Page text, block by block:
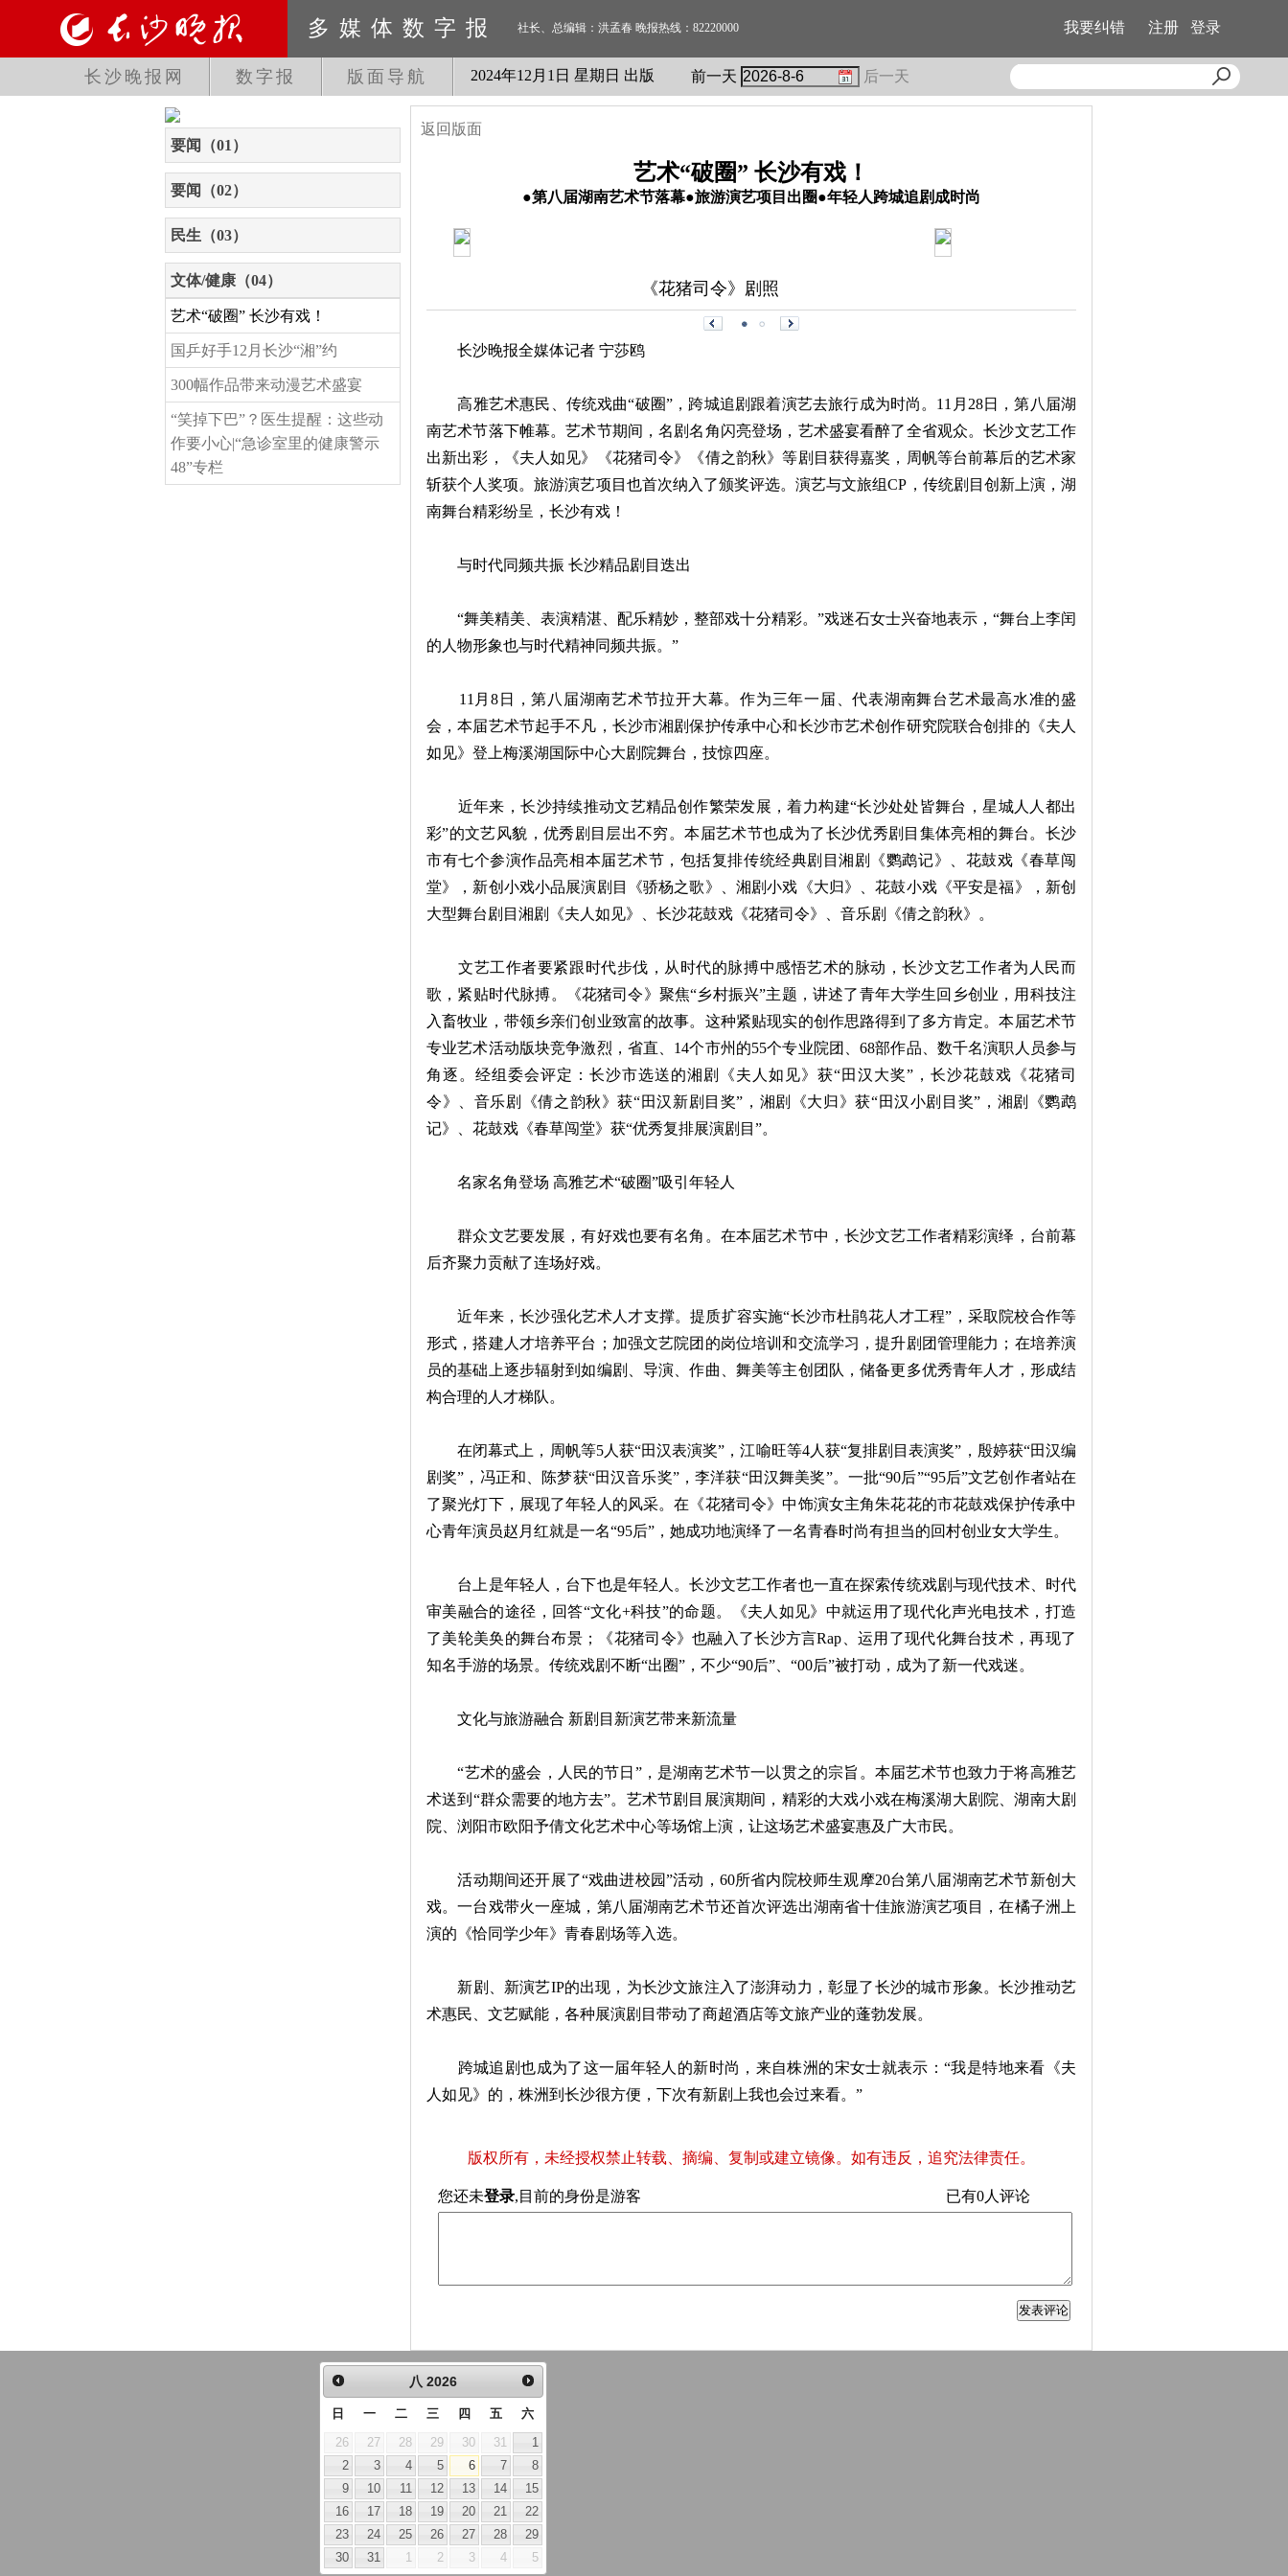
多媒体数字报 社长、总编辑：洪孟春 晚报热线：82220000 我要纠错 注册 登录
长沙晚报网 数字报 版面导航 2024年12 月 1 日 星期 日 出版 前一天 后一天
要闻（01）
要闻（02）
民生（03）
文体/健康（04）
艺术“破圈” 长沙有戏！
国乒好手12月长沙“湘”约
300幅作品带来动漫艺术盛宴
“笑掉下巴”？医生提醒：这些动
作要小心|“急诊室里的健康警示
48”专栏
返回版面
艺术“破圈” 长沙有戏！
●第八届湖南艺术节落幕●旅游演艺项目出圈●年轻人跨城追剧成时尚
《花猪司令》剧照
长沙晚报全媒体记者 宁莎鸥
高雅艺术惠民、传统戏曲“破圈”，跨城追剧跟着演艺去旅行成为时尚。11月28日，第八届湖
南艺术节落下帷幕。艺术节期间，名剧名角闪亮登场，艺术盛宴看醉了全省观众。长沙文艺工作
出新出彩，《夫人如见》《花猪司令》《倩之韵秋》等剧目获得嘉奖，周帆等台前幕后的艺术家
斩获个人奖项。旅游演艺项目也首次纳入了颁奖评选。演艺与文旅组CP，传统剧目创新上演，湖
南舞台精彩纷呈，长沙有戏！
与时代同频共振 长沙精品剧目迭出
“舞美精美、表演精湛、配乐精妙，整部戏十分精彩。”戏迷石女士兴奋地表示，“舞台上李闰
的人物形象也与时代精神同频共振。”
11月8日，第八届湖南艺术节拉开大幕。作为三年一届、代表湖南舞台艺术最高水准的盛
会，本届艺术节起手不凡，长沙市湘剧保护传承中心和长沙市艺术创作研究院联合创排的《夫人
如见》登上梅溪湖国际中心大剧院舞台，技惊四座。
近年来，长沙持续推动文艺精品创作繁荣发展，着力构建“长沙处处皆舞台，星城人人都出
彩”的文艺风貌，优秀剧目层出不穷。本届艺术节也成为了长沙优秀剧目集体亮相的舞台。长沙
市有七个参演作品亮相本届艺术节，包括复排传统经典剧目湘剧《鹦鹉记》、花鼓戏《春草闯
堂》，新创小戏小品展演剧目《骄杨之歌》、湘剧小戏《大归》、花鼓小戏《平安是福》，新创
大型舞台剧目湘剧《夫人如见》、长沙花鼓戏《花猪司令》、音乐剧《倩之韵秋》。
文艺工作者要紧跟时代步伐，从时代的脉搏中感悟艺术的脉动，长沙文艺工作者为人民而
歌，紧贴时代脉搏。《花猪司令》聚焦“乡村振兴”主题，讲述了青年大学生回乡创业，用科技注
入畜牧业，带领乡亲们创业致富的故事。这种紧贴现实的创作思路得到了多方肯定。本届艺术节
专业艺术活动版块竞争激烈，省直、14个市州的55个专业院团、68部作品、数千名演职人员参与
角逐。经组委会评定：长沙市选送的湘剧《夫人如见》获“田汉大奖”，长沙花鼓戏《花猪司
令》、音乐剧《倩之韵秋》获“田汉新剧目奖”，湘剧《大归》获“田汉小剧目奖”，湘剧《鹦鹉
记》、花鼓戏《春草闯堂》获“优秀复排展演剧目”。
名家名角登场 高雅艺术“破圈”吸引年轻人
群众文艺要发展，有好戏也要有名角。在本届艺术节中，长沙文艺工作者精彩演绎，台前幕
后齐聚力贡献了连场好戏。
近年来，长沙强化艺术人才支撑。提质扩容实施“长沙市杜鹃花人才工程”，采取院校合作等
形式，搭建人才培养平台；加强文艺院团的岗位培训和交流学习，提升剧团管理能力；在培养演
员的基础上逐步辐射到如编剧、导演、作曲、舞美等主创团队，储备更多优秀青年人才，形成结
构合理的人才梯队。
在闭幕式上，周帆等5人获“田汉表演奖”，江喻旺等4人获“复排剧目表演奖”，殷婷获“田汉编
剧奖”，冯正和、陈梦获“田汉音乐奖”，李洋获“田汉舞美奖”。一批“90后”“95后”文艺创作者站在
了聚光灯下，展现了年轻人的风采。在《花猪司令》中饰演女主角朱花花的市花鼓戏保护传承中
心青年演员赵月红就是一名“95后”，她成功地演绎了一名青春时尚有担当的回村创业女大学生。
台上是年轻人，台下也是年轻人。长沙文艺工作者也一直在探索传统戏剧与现代技术、时代
审美融合的途径，回答“文化+科技”的命题。《夫人如见》中就运用了现代化声光电技术，打造
了美轮美奂的舞台布景；《花猪司令》也融入了长沙方言Rap、运用了现代化舞台技术，再现了
知名手游的场景。传统戏剧不断“出圈”，不少“90后”、“00后”被打动，成为了新一代戏迷。
文化与旅游融合 新剧目新演艺带来新流量
“艺术的盛会，人民的节日”，是湖南艺术节一以贯之的宗旨。本届艺术节也致力于将高雅艺
术送到“群众需要的地方去”。艺术节剧目展演期间，精彩的大戏小戏在梅溪湖大剧院、湖南大剧
院、浏阳市欧阳予倩文化艺术中心等场馆上演，让这场艺术盛宴惠及广大市民。
活动期间还开展了“戏曲进校园”活动，60所省内院校师生观摩20台第八届湖南艺术节新创大
戏。一台戏带火一座城，第八届湖南艺术节还首次评选出湖南省十佳旅游演艺项目，在橘子洲上
演的《恰同学少年》青春剧场等入选。
新剧、新演艺IP的出现，为长沙文旅注入了澎湃动力，彰显了长沙的城市形象。长沙推动艺
术惠民、文艺赋能，各种展演剧目带动了商超酒店等文旅产业的蓬勃发展。
跨城追剧也成为了这一届年轻人的新时尚，来自株洲的宋女士就表示：“我是特地来看《夫
人如见》的，株洲到长沙很方便，下次有新剧上我也会过来看。”
版权所有，未经授权禁止转载、摘编、复制或建立镜像。如有违反，追究法律责任。
您还未登录,目前的身份是游客 已有0人评论
八 2026
日 一 二 三 四 五 六
26 27 28 29 30 31
1
2
3 4 5 6 7
8
9
10 11 12 13 14
15
16
17 18 19 20 21
22
23
24 25 26 27 28
29
30
31 1 2 3 4 5